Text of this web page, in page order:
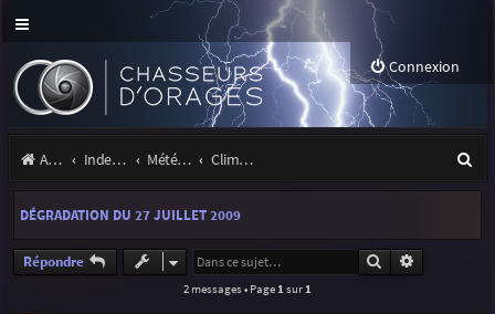
Connexion
Accueil Index du forum Météo et climatologie des orages Climatologie des orages
e
DÉGRADATION DU 27 JUILLET 2009
Répondre Rechercher
2 messages • Page 1 sur 1